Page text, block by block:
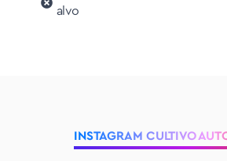
alvo
INSTAGRAM CULTIVO